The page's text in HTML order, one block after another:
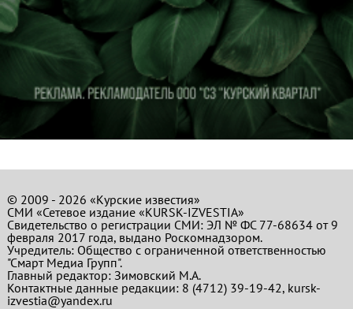
© 2009 - 2026 «Курские известия»
СМИ «Сетевое издание «KURSK-IZVESTIA»
Свидетельство о регистрации СМИ: ЭЛ № ФС 77-68634 от 9
февраля 2017 года, выдано Роскомнадзором.
Учредитель: Общество с ограниченной ответственностью
"Смарт Медиа Групп".
Главный редактор:Зимовский М.А.
Контактные данные редакции: 8 (4712) 39-19-42, kursk-
izvestia@yandex.ru